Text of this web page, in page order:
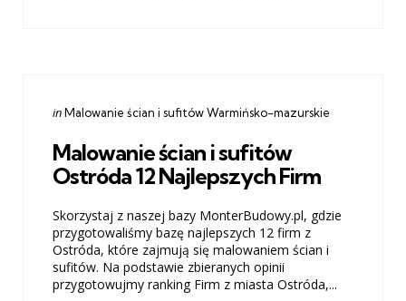
Categories
Posted
inMalowanie ścian i sufitów Warmińsko-mazurskie
Malowanie ścian i sufitów
Ostróda 12 Najlepszych Firm
Skorzystaj z naszej bazy MonterBudowy.pl, gdzie
przygotowaliśmy bazę najlepszych 12 firm z
Ostróda, które zajmują się malowaniem ścian i
sufitów. Na podstawie zbieranych opinii
przygotowujmy ranking Firm z miasta Ostróda,...